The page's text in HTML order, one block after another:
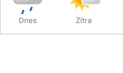
Dnes Zítra